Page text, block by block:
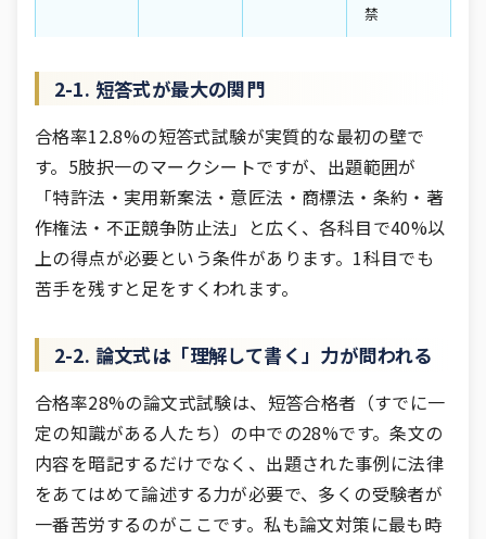
禁
2-1. 短答式が最大の関門
合格率12.8%の短答式試験が実質的な最初の壁で
す。5肢択一のマークシートですが、出題範囲が
「特許法・実用新案法・意匠法・商標法・条約・著
作権法・不正競争防止法」と広く、各科目で40%以
上の得点が必要という条件があります。1科目でも
苦手を残すと足をすくわれます。
2-2. 論文式は「理解して書く」力が問われる
合格率28%の論文式試験は、短答合格者（すでに一
定の知識がある人たち）の中での28%です。条文の
内容を暗記するだけでなく、出題された事例に法律
をあてはめて論述する力が必要で、多くの受験者が
一番苦労するのがここです。私も論文対策に最も時